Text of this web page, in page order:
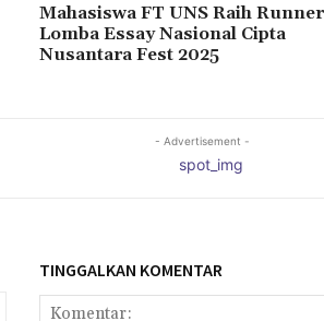
Mahasiswa FT UNS Raih
Lomba Essay Nasional Cipta
Nusantara Fest 2025
- Advertisement -
TINGGALKAN KOMENTAR